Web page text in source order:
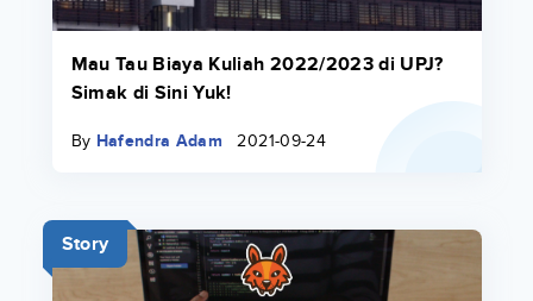
Mau Tau Biaya Kuliah 2022/2023 di UPJ?
Simak di Sini Yuk!
By Hafendra Adam 2021-09-24
Story